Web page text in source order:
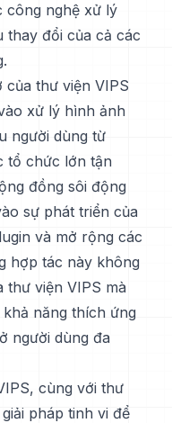
công nghệ xử lý
thay đổi của cả các
thư viện VIPS
xử lý hình ảnh
người dùng từ
tổ chức lớn tận
đồng sôi động
sự phát triển của
và mở rộng các
hợp tác này không
viện VIPS mà
năng thích ứng
người dùng đa
cùng với thư
pháp tinh vi để